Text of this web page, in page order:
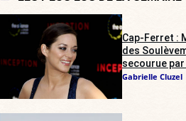
Cap-Ferret :
des
secourue
Gabrielle Cluzel